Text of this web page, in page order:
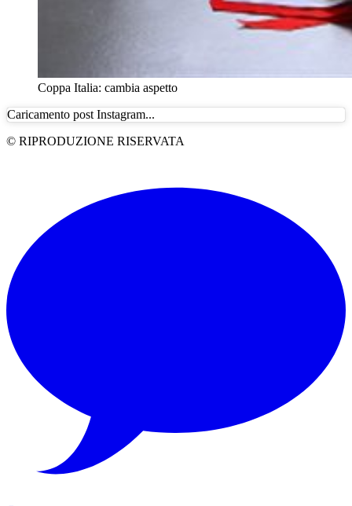
Coppa Italia: cambia aspetto
Caricamento post Instagram...
© RIPRODUZIONE RISERVATA